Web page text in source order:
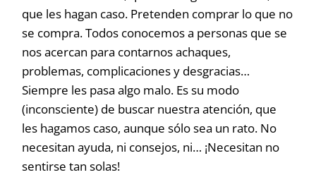
que les hagan caso. Pretenden comprar lo que no
se compra. Todos conocemos a personas que se
nos acercan para contarnos achaques,
problemas, complicaciones y desgracias…
Siempre les pasa algo malo. Es su modo
(inconsciente) de buscar nuestra atención, que
les hagamos caso, aunque sólo sea un rato. No
necesitan ayuda, ni consejos, ni… ¡Necesitan no
sentirse tan solas!